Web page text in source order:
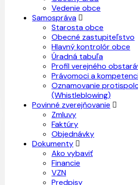
Vedenie obce
Samospráva
Starosta obce
Obecné zastupiteľstvo
Hlavný kontrolór obce
Úradná tabuľa
Profil verejného
Právomoci a
Oznamovanie
(Whistleblowing)
Povinné zverejňovanie
Zmluvy
Faktúry
Objednávky
Dokumenty
Ako vybaviť
Financie
VZN
Predpisy